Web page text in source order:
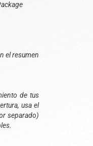
el resumen
de tus
usa el
separado)